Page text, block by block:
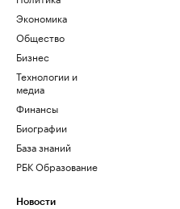
Экономика
Общество
Бизнес
Технологии и
медиа
Финансы
Биографии
База знаний
РБК Образование
Новости